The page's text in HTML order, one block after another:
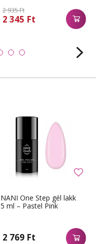
2 935 Ft
2 345 Ft
NANI One Step gél lakk
5 ml – Pastel Pink
2 769 Ft